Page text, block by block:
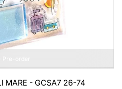
MARE - GCSA7 26-74